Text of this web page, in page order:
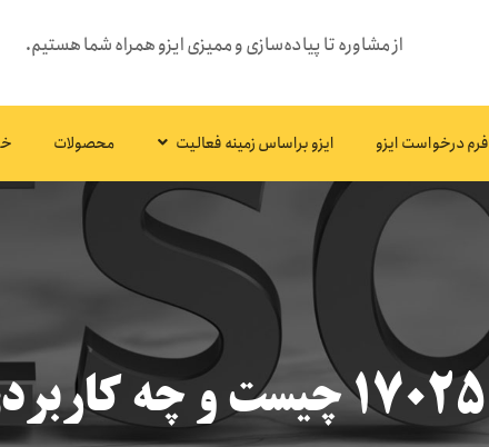
از مشاوره تا پیاده‌سازی و ممیزی ایزو همراه شما هستیم.
فرم درخواست ایزو ایزو براساس زمینه فعالیت محصولات